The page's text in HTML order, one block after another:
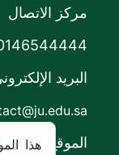
مركز الاتصال
البريد
الموقع
هذا